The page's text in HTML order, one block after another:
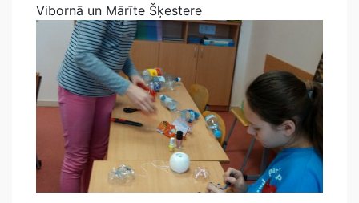
Vibornā un Mārīte Šķestere